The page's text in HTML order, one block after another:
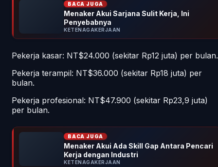
BACA JUGA
Menaker Akui Sarjana Sulit Kerja, Ini
Penyebabnya
KETENAGAKERJAAN
Pekerja kasar: NT$24.000 (sekitar Rp12 juta) per bulan.
Pekerja terampil: NT$36.000 (sekitar Rp18 juta) per
bulan.
Pekerja profesional: NT$47.900 (sekitar Rp23,9 juta)
per bulan.
BACA JUGA
Menaker Akui Ada Skill Gap Antara Pencari
Kerja dengan Industri
KETENAGAKERJAAN